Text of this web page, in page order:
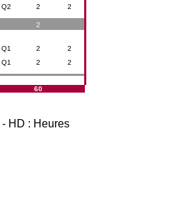
Q2 2 2
2
Q1 2 2
Q1 2 2
60
HD : Heures